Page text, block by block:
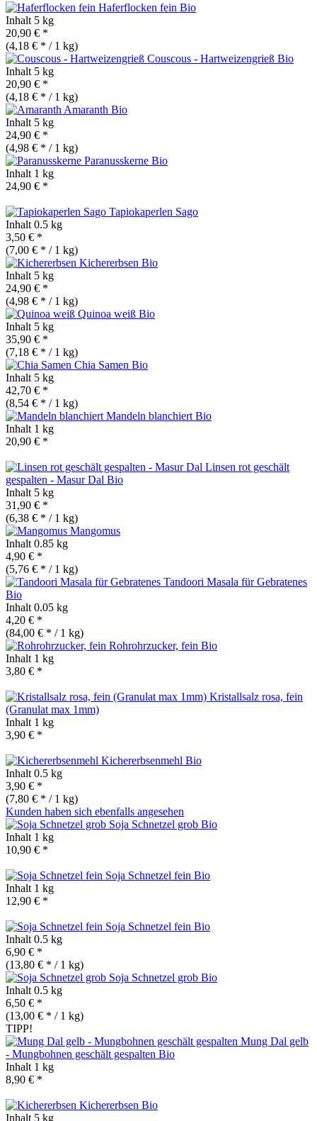
Haferflocken fein Bio
Inhalt 5 kg
20,90 € *
(4,18 € * / 1 kg)
Couscous - Hartweizengrieß Bio
Inhalt 5 kg
20,90 € *
(4,18 € * / 1 kg)
Amaranth Bio
Inhalt 5 kg
24,90 € *
(4,98 € * / 1 kg)
Paranusskerne Bio
Inhalt 1 kg
24,90 € *
Tapiokaperlen Sago
Inhalt 0.5 kg
3,50 € *
(7,00 € * / 1 kg)
Kichererbsen Bio
Inhalt 5 kg
24,90 € *
(4,98 € * / 1 kg)
Quinoa weiß Bio
Inhalt 5 kg
35,90 € *
(7,18 € * / 1 kg)
Chia Samen Bio
Inhalt 5 kg
42,70 € *
(8,54 € * / 1 kg)
Mandeln blanchiert Bio
Inhalt 1 kg
20,90 € *
Linsen rot geschält
gespalten - Masur Dal Bio
Inhalt 5 kg
31,90 € *
(6,38 € * / 1 kg)
Mangomus
Inhalt 0.85 kg
4,90 € *
(5,76 € * / 1 kg)
Tandoori Masala für Gebratenes
Bio
Inhalt 0.05 kg
4,20 € *
(84,00 € * / 1 kg)
Rohrohrzucker, fein Bio
Inhalt 1 kg
3,80 € *
Kristallsalz rosa, fein
(Granulat max 1mm)
Inhalt 1 kg
3,90 € *
Kichererbsenmehl Bio
Inhalt 0.5 kg
3,90 € *
(7,80 € * / 1 kg)
Kunden haben sich ebenfalls angesehen
Soja Schnetzel grob Bio
Inhalt 1 kg
10,90 € *
Soja Schnetzel fein Bio
Inhalt 1 kg
12,90 € *
Soja Schnetzel fein Bio
Inhalt 0.5 kg
6,90 € *
(13,80 € * / 1 kg)
Soja Schnetzel grob Bio
Inhalt 0.5 kg
6,50 € *
(13,00 € * / 1 kg)
TIPP!
Mung Dal gelb
- Mungbohnen geschält gespalten Bio
Inhalt 1 kg
8,90 € *
Kichererbsen Bio
Inhalt 5 kg